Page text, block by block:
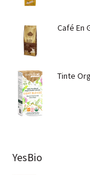
Café En
Tinte
YesBio